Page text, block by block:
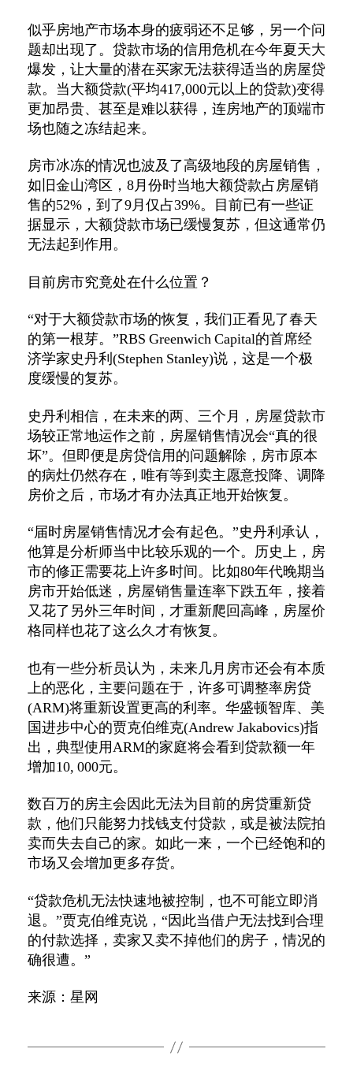
似乎房地产市场本身的疲弱还不足够，另一个问
题却出现了。贷款市场的信用危机在今年夏天大
爆发，让大量的潜在买家无法获得适当的房屋贷
款。当大额贷款(平均417,000元以上的贷款)变得
更加昂贵、甚至是难以获得，连房地产的顶端市
场也随之冻结起来。
房市冰冻的情况也波及了高级地段的房屋销售，
如旧金山湾区，8月份时当地大额贷款占房屋销
售的52%，到了9月仅占39%。目前已有一些证
据显示，大额贷款市场已缓慢复苏，但这通常仍
无法起到作用。
目前房市究竟处在什么位置？
“对于大额贷款市场的恢复，我们正看见了春天
的第一根芽。”RBS Greenwich Capital的首席经
济学家史丹利(Stephen Stanley)说，这是一个极
度缓慢的复苏。
史丹利相信，在未来的两、三个月，房屋贷款市
场较正常地运作之前，房屋销售情况会“真的很
坏”。但即便是房贷信用的问题解除，房市原本
的病灶仍然存在，唯有等到卖主愿意投降、调降
房价之后，市场才有办法真正地开始恢复。
“届时房屋销售情况才会有起色。”史丹利承认，
他算是分析师当中比较乐观的一个。历史上，房
市的修正需要花上许多时间。比如80年代晚期当
房市开始低迷，房屋销售量连率下跌五年，接着
又花了另外三年时间，才重新爬回高峰，房屋价
格同样也花了这么久才有恢复。
也有一些分析员认为，未来几月房市还会有本质
上的恶化，主要问题在于，许多可调整率房贷
(ARM)将重新设置更高的利率。华盛顿智库、美
国进步中心的贾克伯维克(Andrew Jakabovics)指
出，典型使用ARM的家庭将会看到贷款额一年
增加10, 000元。
数百万的房主会因此无法为目前的房贷重新贷
款，他们只能努力找钱支付贷款，或是被法院拍
卖而失去自己的家。如此一来，一个已经饱和的
市场又会增加更多存货。
“贷款危机无法快速地被控制，也不可能立即消
退。”贾克伯维克说，“因此当借户无法找到合理
的付款选择，卖家又卖不掉他们的房子，情况的
确很遭。”
来源：星网